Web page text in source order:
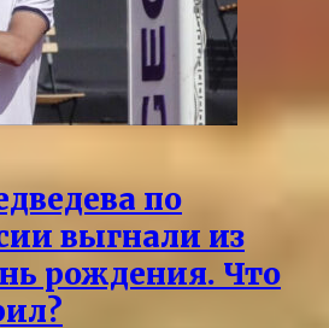
по
выгнали из
рождения. Что